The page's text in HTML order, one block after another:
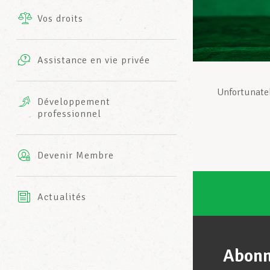
INFO-CENTER
Vos droits
Assistance en vie privée
complémentaires
AXA
Développement
professionnel
Devenir Membre
Actualités